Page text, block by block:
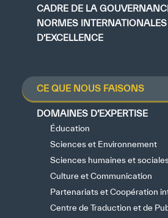
CADRE DE LA
NORMES
D’EXCELLENCE
CE QUE NOUS FAISONS
DOMAINES D’EXPERTISE
Éducation
Sciences et Environnement
Sciences humaines et
Culture et Communication
Partenariats et Coopération
Centre de Traduction et de